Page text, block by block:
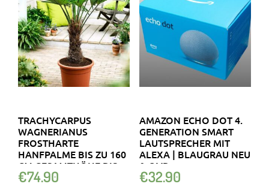
TRACHYCARPUS
WAGNERIANUS
FROSTHARTE
HANFPALME BIS ZU 160
CM GESAMTHÖHE BIS
-18 C
€74.90
AMAZON ECHO DOT 4.
GENERATION SMART
LAUTSPRECHER MIT
ALEXA | BLAUGRAU NEU
& OVP
€32.90